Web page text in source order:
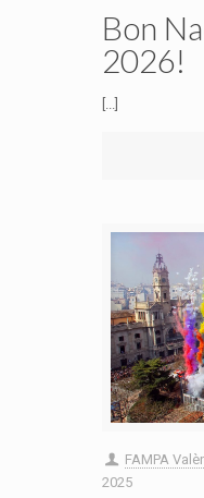
Bon
2026!
[...]
FAMPA
2025